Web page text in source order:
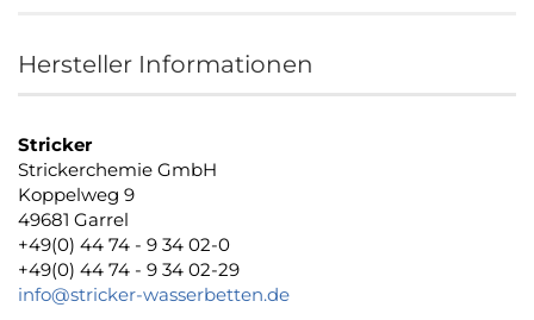
Hersteller Informationen
Stricker
Strickerchemie GmbH
Koppelweg 9
49681 Garrel
+49(0) 44 74 - 9 34 02-0
+49(0) 44 74 - 9 34 02-29
info@stricker-wasserbetten.de